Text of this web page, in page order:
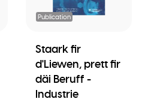
Publication
Staark fir
d'Liewen, prett fir
däi Beruff -
Industrie